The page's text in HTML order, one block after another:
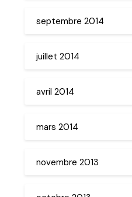
septembre 2014
juillet 2014
avril 2014
mars 2014
novembre 2013